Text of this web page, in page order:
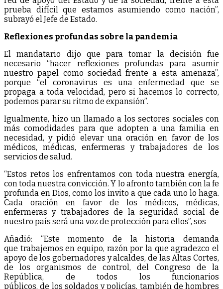
prueba difícil que estamos asumiendo como nación”,
subrayó el Jefe de Estado.
Reflexiones profundas sobre la pandemia
El mandatario dijo que para tomar la decisión fue
necesario “hacer reflexiones profundas para asumir
nuestro papel como sociedad frente a esta amenaza”,
porque “el coronavirus es una enfermedad que se
propaga a toda velocidad, pero si hacemos lo correcto,
podemos parar su ritmo de expansión”.
Igualmente, hizo un llamado a los sectores sociales con
más comodidades para que adopten a una familia en
necesidad, y pidió elevar una oración en favor de los
médicos, médicas, enfermeras y trabajadores de los
servicios de salud.
“Estos retos los enfrentamos con toda nuestra energía,
con toda nuestra convicción. Y lo afronto también con la fe
profunda en Dios, como los invito a que cada uno lo haga.
Cada oración en favor de los médicos, médicas,
enfermeras y trabajadores de la seguridad social de
nuestro país será una voz de protección para ellos”, sos
Añadió: “Este momento de la historia demanda
que trabajemos en equipo, razón por la que agradezco el
apoyo de los gobernadores y alcaldes, de las Altas Cortes,
de los organismos de control, del Congreso de la
República, de todos los funcionarios
públicos, de los soldados y policías, también de hombres